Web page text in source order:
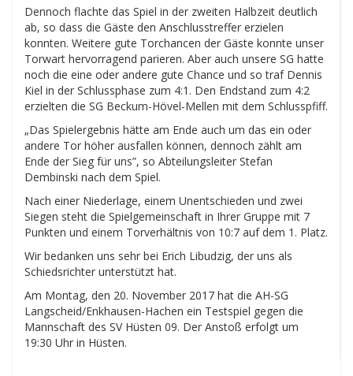
Dennoch flachte das Spiel in der zweiten Halbzeit deutlich
ab, so dass die Gäste den Anschlusstreffer erzielen
konnten. Weitere gute Torchancen der Gäste konnte unser
Torwart hervorragend parieren. Aber auch unsere SG hatte
noch die eine oder andere gute Chance und so traf Dennis
Kiel in der Schlussphase zum 4:1. Den Endstand zum 4:2
erzielten die SG Beckum-Hövel-Mellen mit dem Schlusspfiff.
„Das Spielergebnis hätte am Ende auch um das ein oder
andere Tor höher ausfallen können, dennoch zählt am
Ende der Sieg für uns”, so Abteilungsleiter Stefan
Dembinski nach dem Spiel.
Nach einer Niederlage, einem Unentschieden und zwei
Siegen steht die Spielgemeinschaft in Ihrer Gruppe mit 7
Punkten und einem Torverhältnis von 10:7 auf dem 1. Platz.
Wir bedanken uns sehr bei Erich Libudzig, der uns als
Schiedsrichter unterstützt hat.
Am Montag, den 20. November 2017 hat die AH-SG
Langscheid/Enkhausen-Hachen ein Testspiel gegen die
Mannschaft des SV Hüsten 09. Der Anstoß erfolgt um
19:30 Uhr in Hüsten.